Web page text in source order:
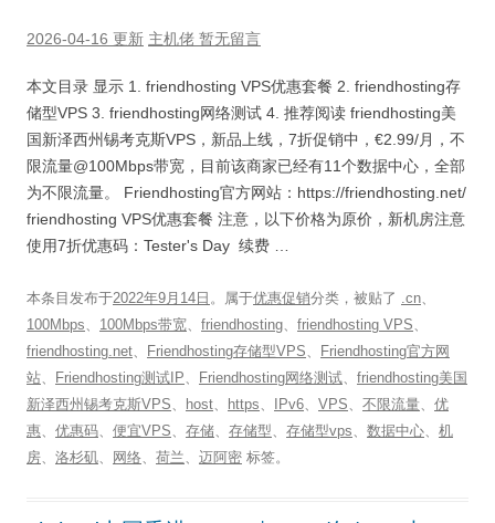
2026-04-16 更新 主机佬 暂无留言
本文目录 显示 1. friendhosting VPS优惠套餐 2. friendhosting存
储型VPS 3. friendhosting网络测试 4. 推荐阅读 friendhosting美
国新泽西州锡考克斯VPS，新品上线，7折促销中，€2.99/月，不
限流量@100Mbps带宽，目前该商家已经有11个数据中心，全部
为不限流量。 Friendhosting官方网站：https://friendhosting.net/
friendhosting VPS优惠套餐 注意，以下价格为原价，新机房注意
使用7折优惠码：Tester's Day 续费 …
本条目发布于2022年9月14日 。属于优惠促销分类，被贴了 .cn、
100Mbps、 100Mbps带宽、 friendhosting、 friendhosting VPS、
friendhosting.net、 Friendhosting存储型VPS、
Friendhosting官方网
站、 Friendhosting测试IP、 Friendhosting网络测试、 friendhosting美国
新泽西州锡考克斯VPS、 host、 https、 IPv6、 VPS、 不限流量、 优
惠、 优惠码、 便宜VPS、 存储、 存储型、 存储型vps、 数据中心、 机
房、 洛杉矶、 网络、 荷兰、 迈阿密 标签。